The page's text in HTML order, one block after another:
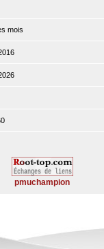
mois
pmuchampion